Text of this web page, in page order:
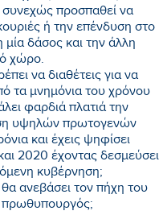
προσπαθεί να
ή την επένδυση στο
μία δάσος και την άλλη
χώρο.
να διαθέτεις για να
τα μνημόνια του χρόνου
φαρδιά πλατιά την
υψηλών πρωτογενών
και έχεις ψηφίσει
2020 έχοντας δεσμεύσει
κυβέρνηση;
ανεβάσει τον πήχη του
πρωθυπουργός;